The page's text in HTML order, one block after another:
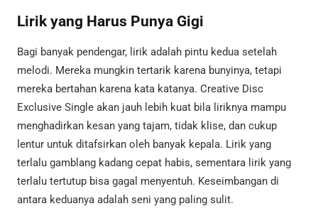
Lirik yang Harus Punya Gigi
Bagi banyak pendengar, lirik adalah pintu kedua setelah
melodi. Mereka mungkin tertarik karena bunyinya, tetapi
mereka bertahan karena kata katanya. Creative Disc
Exclusive Single akan jauh lebih kuat bila liriknya mampu
menghadirkan kesan yang tajam, tidak klise, dan cukup
lentur untuk ditafsirkan oleh banyak kepala. Lirik yang
terlalu gamblang kadang cepat habis, sementara lirik yang
terlalu tertutup bisa gagal menyentuh. Keseimbangan di
antara keduanya adalah seni yang paling sulit.